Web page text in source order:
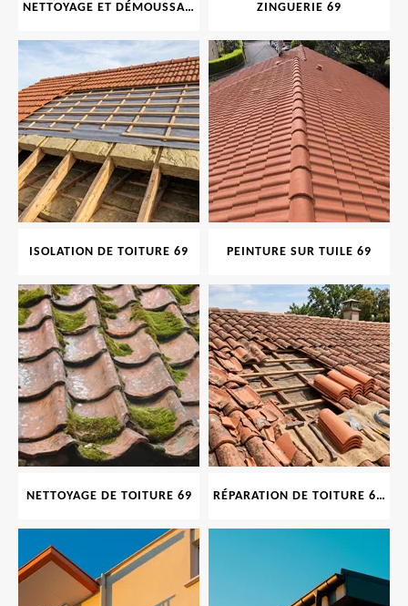
NETTOYAGE ET DÉMOUSSAGE DE TOITURE ET FAÇADE 69 ZINGUERIE 69
ISOLATION DE TOITURE 69 PEINTURE SUR TUILE 69
NETTOYAGE DE TOITURE 69 RÉPARATION DE TOITURE 69 RHONE, TUILES CASSÉES OU ABIMÉES